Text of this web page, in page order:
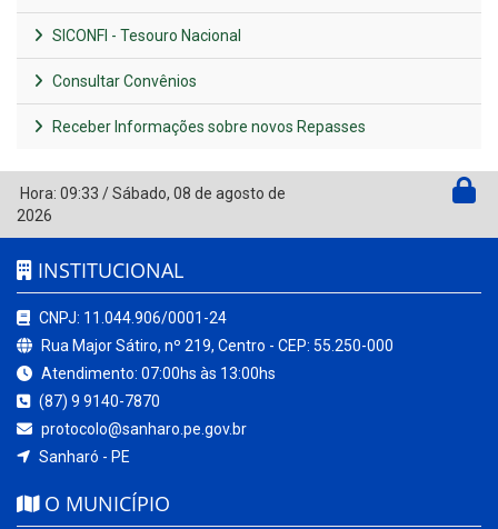
SICONFI - Tesouro Nacional
Consultar Convênios
Receber Informações sobre novos Repasses
Hora: 09:33 /Sábado, 08 de agosto de
2026
INSTITUCIONAL
CNPJ: 11.044.906/0001-24
Rua Major Sátiro, nº 219, Centro - CEP: 55.250-000
Atendimento: 07:00hs às 13:00hs
(87) 9 9140-7870
protocolo@sanharo.pe.gov.br
Sanharó - PE
O MUNICÍPIO